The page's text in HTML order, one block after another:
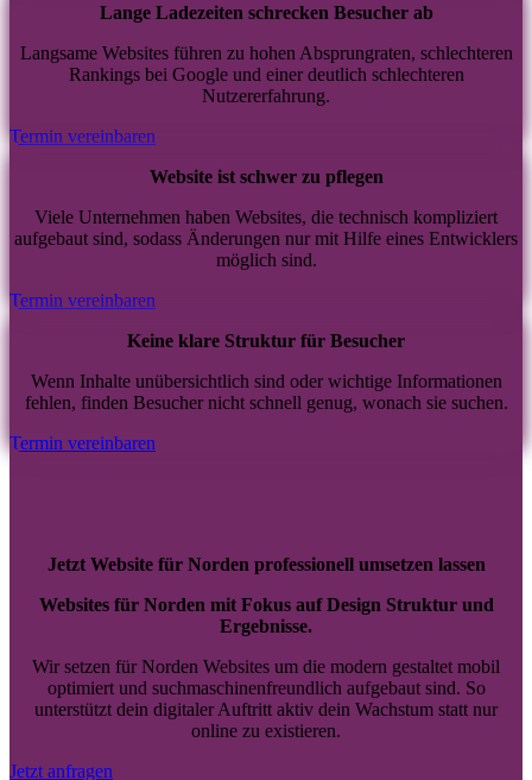
Lange Ladezeiten schrecken Besucher ab
Langsame Websites führen zu hohen Absprungraten, schlechteren
Rankings bei Google und einer deutlich schlechteren
Nutzererfahrung.
Termin vereinbaren
Website ist schwer zu pflegen
Viele Unternehmen haben Websites, die technisch kompliziert
aufgebaut sind, sodass Änderungen nur mit Hilfe eines Entwicklers
möglich sind.
Termin vereinbaren
Keine klare Struktur für Besucher
Wenn Inhalte unübersichtlich sind oder wichtige Informationen
fehlen, finden Besucher nicht schnell genug, wonach sie suchen.
Termin vereinbaren
Jetzt Website für Norden professionell umsetzen lassen
Websites für Norden mit Fokus auf Design Struktur und
Ergebnisse.
Wir setzen für Norden Websites um die modern gestaltet mobil
optimiert und suchmaschinenfreundlich aufgebaut sind. So
unterstützt dein digitaler Auftritt aktiv dein Wachstum statt nur
online zu existieren.
Jetzt anfragen